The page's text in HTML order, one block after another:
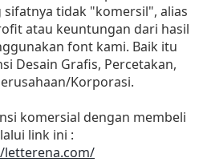
tidak "komersil", alias
atau keuntungan dari hasil
font kami. Baik itu
Desain Grafis, Percetakan,
Korporasi.
komersial dengan membeli
link ini :